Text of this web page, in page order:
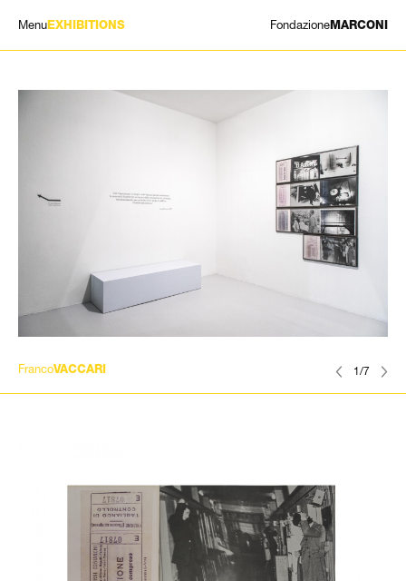
1/7
FrancoVACCARI
Menu EXHIBITIONS FondazioneMARCONI
ARTISTI
/IT